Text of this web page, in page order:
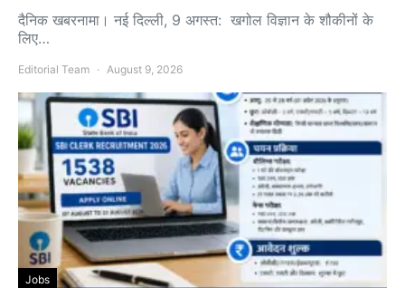
दैनिक खबरनामा। नई दिल्ली, 9 अगस्त: खगोल विज्ञान के शौकीनों के
लिए…
Editorial Team August 9, 2026
Jobs